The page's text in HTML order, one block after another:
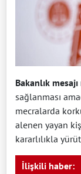
Bakanlık
sağlanması
mecralarda
alenen yayan
kararlılıkla
İlişkili haber: